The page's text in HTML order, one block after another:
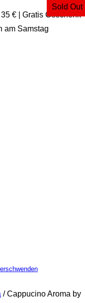
€ | Gratis Geschenk
am Samstag
/ Cappucino Aroma by
Sold Out